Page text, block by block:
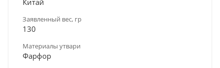
Заявленный вес, гр
130
Материалы утвари
Фарфор